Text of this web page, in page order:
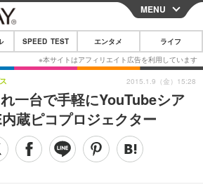
CLOSE
スマートフォン
その他
映画・ドラマ
MENU
SPEED TEST エンタメ ライフ
れ一台で手軽にYouTubeシア
蔵ピコプロジェクター
2015.1.9（金）15:28